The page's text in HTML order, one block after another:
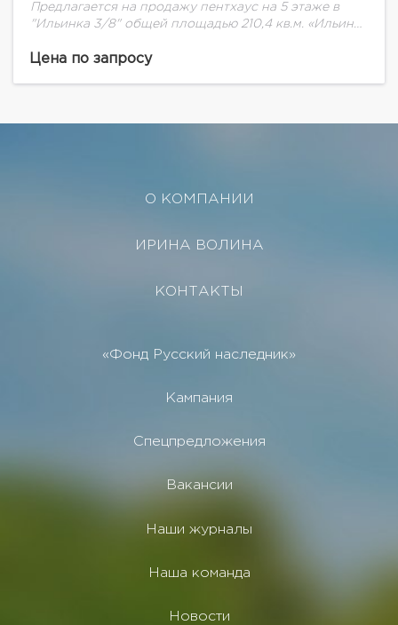
Предлагается на продажу пентхаус на 5 этаже в
"Ильинка 3/8" общей площадью 210,4 кв.м. «Ильинка
Красной площади....
Цена по запросу
О КОМПАНИИ
ИРИНА ВОЛИНА
КОНТАКТЫ
«Фонд Русский наследник»
Кампания
Спецпредложения
Вакансии
Наши журналы
Наша команда
Новости